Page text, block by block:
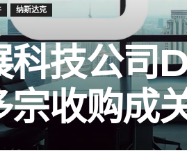
纳斯达克
科技公
宗收购成